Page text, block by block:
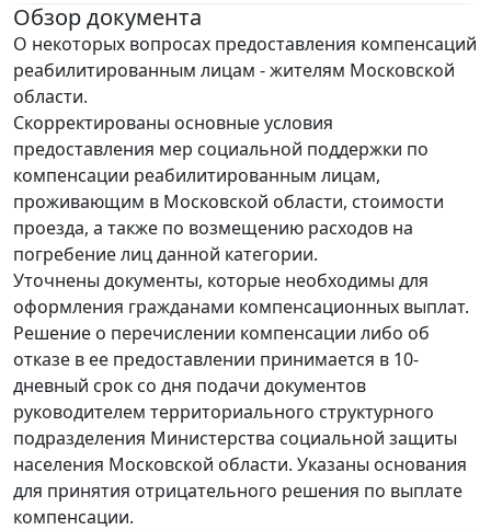
Обзор документа
О некоторых вопросах предоставления компенсаций
реабилитированным лицам - жителям Московской
области.
Скорректированы основные условия
предоставления мер социальной поддержки по
компенсации реабилитированным лицам,
проживающим в Московской области, стоимости
проезда, а также по возмещению расходов на
погребение лиц данной категории.
Уточнены документы, которые необходимы для
оформления гражданами компенсационных выплат.
Решение о перечислении компенсации либо об
отказе в ее предоставлении принимается в 10-
дневный срок со дня подачи документов
руководителем территориального структурного
подразделения Министерства социальной защиты
населения Московской области. Указаны основания
для принятия отрицательного решения по выплате
компенсации.